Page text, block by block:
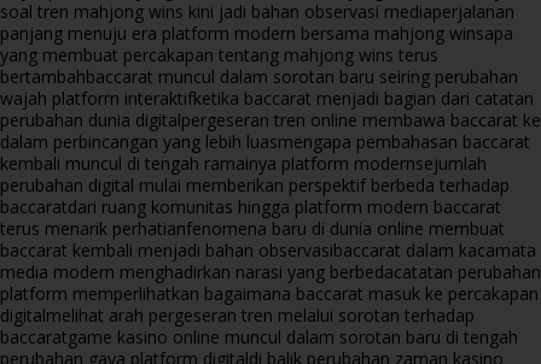
soal tren mahjong wins kini jadi bahan observasi mediaperjalanan
panjang menuju era platform modern bersama mahjong winsapa
yang membuat percakapan tentang mahjong wins terus
bertambahbaccarat muncul dalam sorotan baru seiring perubahan
wajah platform interaktifketika baccarat menjadi bagian dari catatan
perubahan dunia digitalpergeseran tren online membawa baccarat ke
dalam perbincangan yang lebih luasmengapa pembahasan baccarat
kembali muncul di tengah ramainya platform modernsejumlah
perubahan digital mulai memberikan perspektif berbeda terhadap
baccaratdari ruang komunitas hingga platform modern baccarat
terus menarik perhatianfenomena baru di dunia online membuat
baccarat kembali menjadi bahan observasibaccarat dalam kacamata
media modern menghadirkan narasi yang berbedacatatan perubahan
platform memperlihatkan bagaimana baccarat masuk ke percakapan
digitalmelihat arah pergeseran tren melalui sorotan terhadap
baccaratgame kasino online muncul dalam sorotan baru di tengah
perubahan gaya platform digitaldi balik perubahan zaman kasino